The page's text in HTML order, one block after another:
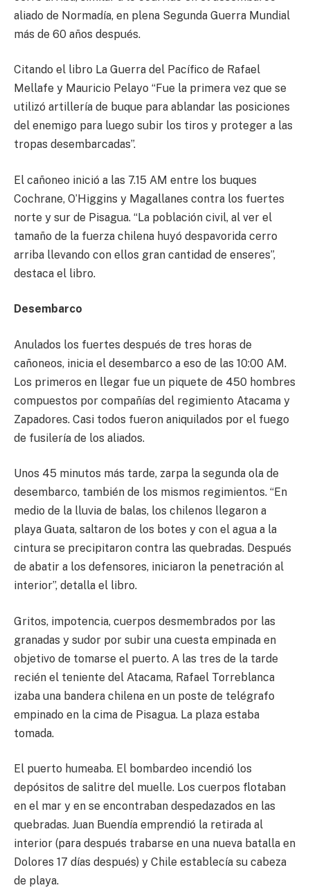
aliado de Normadía, en plena Segunda Guerra Mundial
más de 60 años después.
Citando el libro La Guerra del Pacífico de Rafael
Mellafe y Mauricio Pelayo “Fue la primera vez que se
utilizó artillería de buque para ablandar las posiciones
del enemigo para luego subir los tiros y proteger a las
tropas desembarcadas”.
El cañoneo inició a las 7.15 AM entre los buques
Cochrane, O’Higgins y Magallanes contra los fuertes
norte y sur de Pisagua. “La población civil, al ver el
tamaño de la fuerza chilena huyó despavorida cerro
arriba llevando con ellos gran cantidad de enseres”,
destaca el libro.
Desembarco
Anulados los fuertes después de tres horas de
cañoneos, inicia el desembarco a eso de las 10:00 AM.
Los primeros en llegar fue un piquete de 450 hombres
compuestos por compañías del regimiento Atacama y
Zapadores. Casi todos fueron aniquilados por el fuego
de fusilería de los aliados.
Unos 45 minutos más tarde, zarpa la segunda ola de
desembarco, también de los mismos regimientos. “En
medio de la lluvia de balas, los chilenos llegaron a
playa Guata, saltaron de los botes y con el agua a la
cintura se precipitaron contra las quebradas. Después
de abatir a los defensores, iniciaron la penetración al
interior”, detalla el libro.
Gritos, impotencia, cuerpos desmembrados por las
granadas y sudor por subir una cuesta empinada en
objetivo de tomarse el puerto. A las tres de la tarde
recién el teniente del Atacama, Rafael Torreblanca
izaba una bandera chilena en un poste de telégrafo
empinado en la cima de Pisagua. La plaza estaba
tomada.
El puerto humeaba. El bombardeo incendió los
depósitos de salitre del muelle. Los cuerpos flotaban
en el mar y en se encontraban despedazados en las
quebradas. Juan Buendía emprendió la retirada al
interior (para después trabarse en una nueva batalla en
Dolores 17 días después) y Chile establecía su cabeza
de playa.